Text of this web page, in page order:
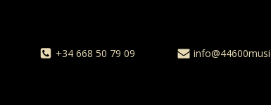
+34 668 50 79 09